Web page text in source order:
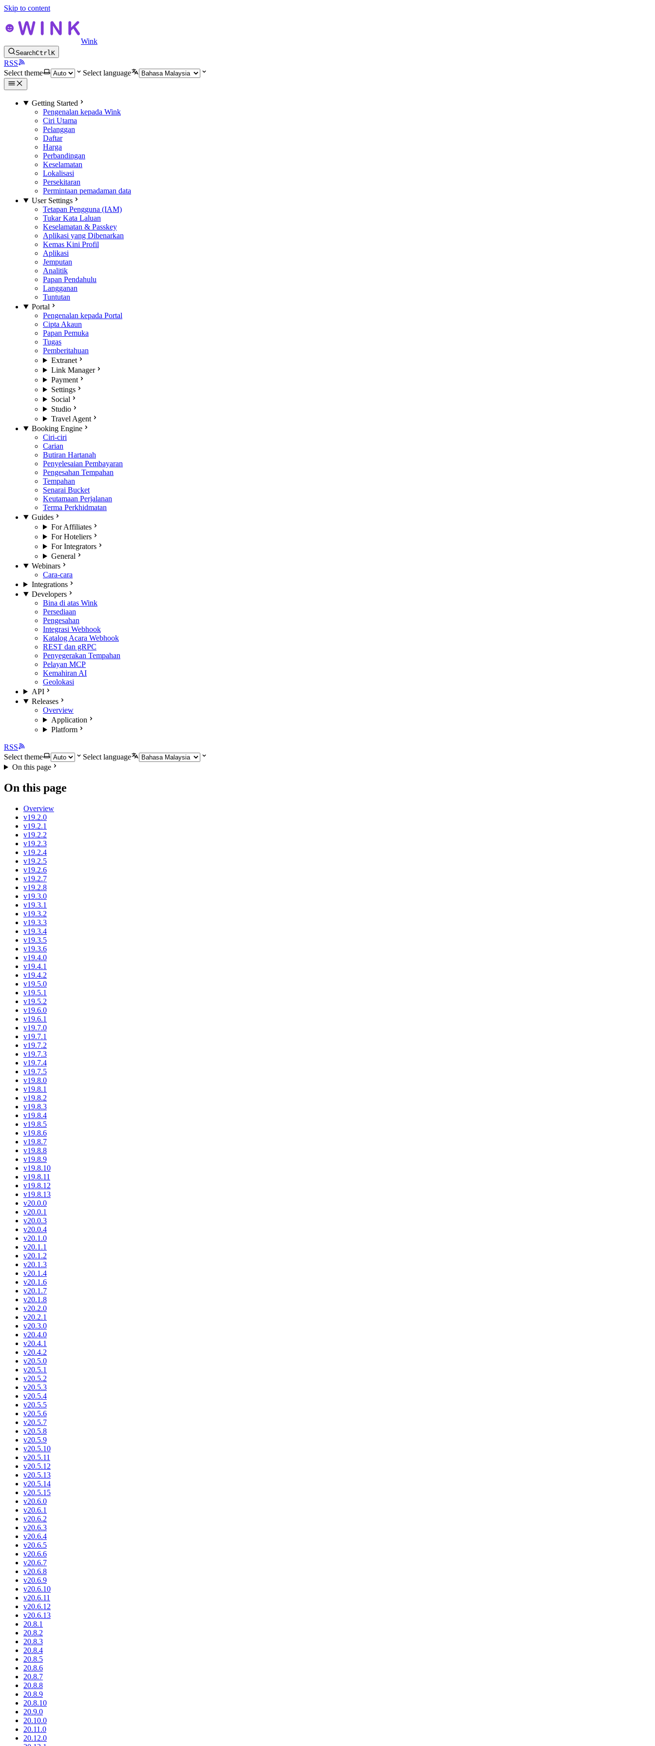
Skip to content
Wink
SearchCtrlK
RSS
Select theme
Select language
Getting Started
Pengenalan kepada Wink
Ciri Utama
Pelanggan
Daftar
Harga
Perbandingan
Keselamatan
Lokalisasi
Persekitaran
Permintaan pemadaman data
User Settings
Tetapan Pengguna (IAM)
Tukar Kata Laluan
Keselamatan & Passkey
Aplikasi yang Dibenarkan
Kemas Kini Profil
Aplikasi
Jemputan
Analitik
Papan Pendahulu
Langganan
Tuntutan
Portal
Pengenalan kepada Portal
Cipta Akaun
Papan Pemuka
Tugas
Pemberitahuan
Extranet
Link Manager
Payment
Settings
Social
Studio
Travel Agent
Booking Engine
Ciri-ciri
Carian
Butiran Hartanah
Penyelesaian Pembayaran
Pengesahan Tempahan
Tempahan
Senarai Bucket
Keutamaan Perjalanan
Terma Perkhidmatan
Guides
For Affiliates
For Hoteliers
For Integrators
General
Webinars
Cara-cara
Integrations
Developers
Bina di atas Wink
Persediaan
Pengesahan
Integrasi Webhook
Katalog Acara Webhook
REST dan gRPC
Penyegerakan Tempahan
Pelayan MCP
Kemahiran AI
Geolokasi
API
Releases
Overview
Application
Platform
RSS
Select theme
Select language
On this page
On this page
Overview
v19.2.0
v19.2.1
v19.2.2
v19.2.3
v19.2.4
v19.2.5
v19.2.6
v19.2.7
v19.2.8
v19.3.0
v19.3.1
v19.3.2
v19.3.3
v19.3.4
v19.3.5
v19.3.6
v19.4.0
v19.4.1
v19.4.2
v19.5.0
v19.5.1
v19.5.2
v19.6.0
v19.6.1
v19.7.0
v19.7.1
v19.7.2
v19.7.3
v19.7.4
v19.7.5
v19.8.0
v19.8.1
v19.8.2
v19.8.3
v19.8.4
v19.8.5
v19.8.6
v19.8.7
v19.8.8
v19.8.9
v19.8.10
v19.8.11
v19.8.12
v19.8.13
v20.0.0
v20.0.1
v20.0.3
v20.0.4
v20.1.0
v20.1.1
v20.1.2
v20.1.3
v20.1.4
v20.1.6
v20.1.7
v20.1.8
v20.2.0
v20.2.1
v20.3.0
v20.4.0
v20.4.1
v20.4.2
v20.5.0
v20.5.1
v20.5.2
v20.5.3
v20.5.4
v20.5.5
v20.5.6
v20.5.7
v20.5.8
v20.5.9
v20.5.10
v20.5.11
v20.5.12
v20.5.13
v20.5.14
v20.5.15
v20.6.0
v20.6.1
v20.6.2
v20.6.3
v20.6.4
v20.6.5
v20.6.6
v20.6.7
v20.6.8
v20.6.9
v20.6.10
v20.6.11
v20.6.12
v20.6.13
20.8.1
20.8.2
20.8.3
20.8.4
20.8.5
20.8.6
20.8.7
20.8.8
20.8.9
20.8.10
20.9.0
20.10.0
20.11.0
20.12.0